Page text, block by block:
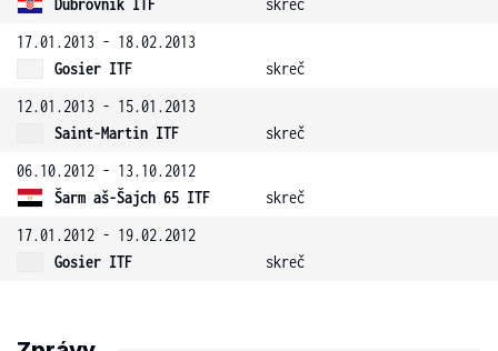
Dubrovník ITF
skreč
17.01.2013 - 18.02.2013
Gosier ITF
skreč
12.01.2013 - 15.01.2013
Saint-Martin ITF
skreč
06.10.2012 - 13.10.2012
Šarm aš-Šajch 65 ITF
skreč
17.01.2012 - 19.02.2012
Gosier ITF
skreč